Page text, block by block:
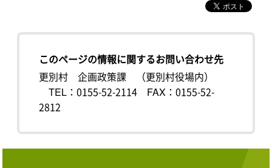
このページの情報に関するお問い合わせ先
更別村 企画政策課 （更別村役場内）
TEL：0155-52-2114
FAX：0155-52-
2812